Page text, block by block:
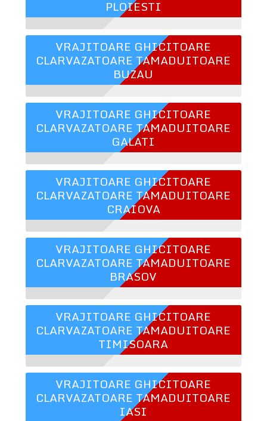
PLOIESTI
VRAJITOARE GHICITOARE
CLARVAZATOARE TAMADUITOARE
BUZAU
VRAJITOARE GHICITOARE
CLARVAZATOARE TAMADUITOARE
GALATI
VRAJITOARE GHICITOARE
CLARVAZATOARE TAMADUITOARE
CRAIOVA
VRAJITOARE GHICITOARE
CLARVAZATOARE TAMADUITOARE
BRASOV
VRAJITOARE GHICITOARE
CLARVAZATOARE TAMADUITOARE
TIMISOARA
VRAJITOARE GHICITOARE
CLARVAZATOARE TAMADUITOARE
IASI